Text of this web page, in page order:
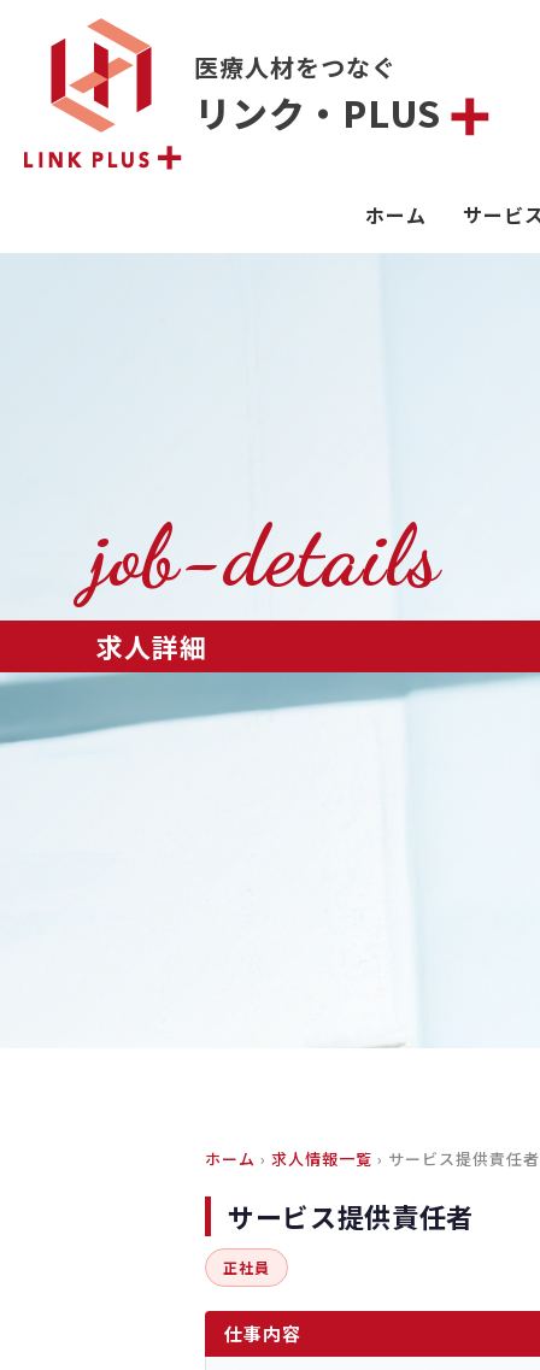
医療人材をつなぐ
リンク・PLUS
ホーム サービ
job-details
求人詳細
ホーム › 求人情報一覧 › サービス提供責任者
サービス提供責任者
正社員
仕事内容